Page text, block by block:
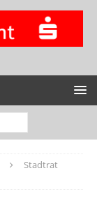
Stadtrat